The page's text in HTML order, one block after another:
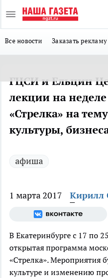
Все новости Заказать рекламу
ГЦСИ и Ельцин
лекции на
«Стрелка» на
культуры,
афиша
1 марта 2017 Кирилл
В Екатеринбурге с 17 по
открытая программа
«Стрелка». Мероприятия
культуре и изменению